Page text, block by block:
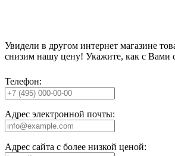
Увидели в другом интернет магазине
снизим нашу цену! Укажите, как с Вами
Телефон:
Адрес электронной почты:
Адрес сайта с более низкой ценой: